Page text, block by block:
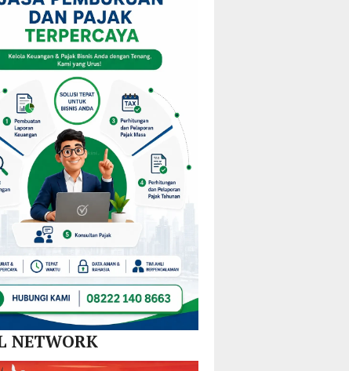
Kejurprov
Malut
Mulai
Redistribusi
Guru
di 10
Kecamatan
KPPD
Inovasi
Hilirisasi
Nikel
SPBE
NETWORK